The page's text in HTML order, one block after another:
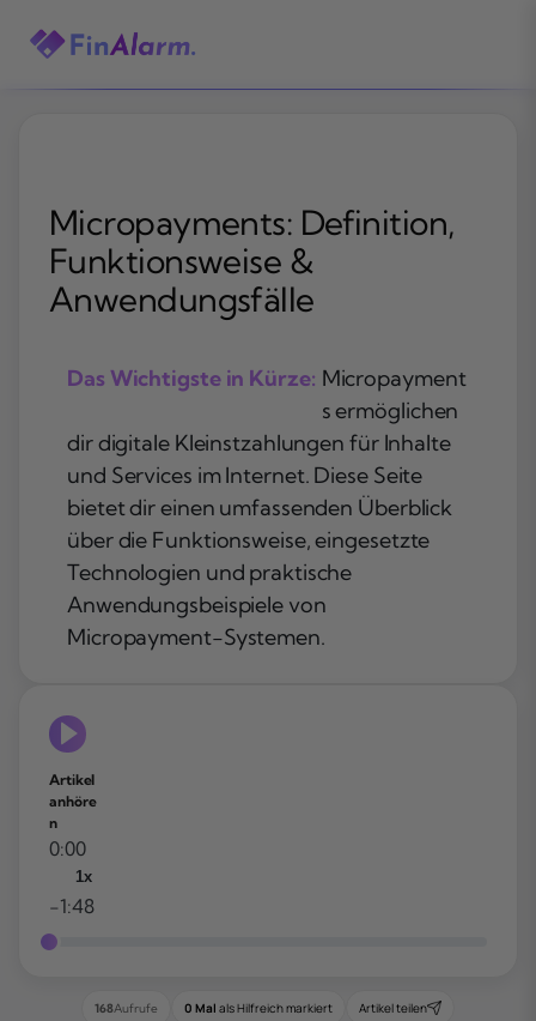
Inhalt
Micropayments: Definition,
Funktionsweise &
Anwendungsfälle
Das Wichtigste in Kürze: Micropayment
s ermöglichen
dir digitale Kleinstzahlungen für Inhalte
und Services im Internet. Diese Seite
bietet dir einen umfassenden Überblick
über die Funktionsweise, eingesetzte
Technologien und praktische
Anwendungsbeispiele von
Micropayment-Systemen.
Artikel
anhöre
n
0:00
1x
-1:48
168Aufrufe 0 Mal als Hilfreich markiert Artikel teilen